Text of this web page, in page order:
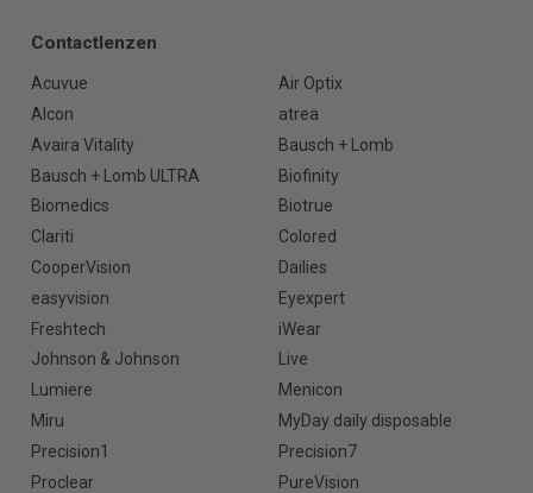
Contactlenzen
Acuvue
Air Optix
Alcon
atrea
Avaira Vitality
Bausch + Lomb
Bausch + Lomb ULTRA
Biofinity
Biomedics
Biotrue
Clariti
Colored
CooperVision
Dailies
easyvision
Eyexpert
Freshtech
iWear
Johnson & Johnson
Live
Lumiere
Menicon
Miru
MyDay daily disposable
Precision1
Precision7
Proclear
PureVision